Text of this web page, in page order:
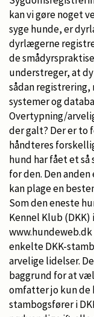
kan vi gøre noget
syge hunde, er
dyrlægerne
de
understreger, at
sådan registrering,
systemer og
Overtypning/
der galt? Der er to
håndteres
hund har fået et
for den. Den
kan plage en
Som den eneste
Kennel Klub
enkelte DKK-
arvelige lidelser.
baggrund for at
omfatter jo kun
stambogsfører i